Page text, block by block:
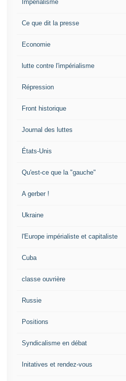
Impérialisme
Ce que dit la presse
Economie
lutte contre l'impérialisme
Répression
Front historique
Journal des luttes
États-Unis
Qu'est-ce que la "gauche"
A gerber !
Ukraine
l'Europe impérialiste et capitaliste
Cuba
classe ouvrière
Russie
Positions
Syndicalisme en débat
Initatives et rendez-vous